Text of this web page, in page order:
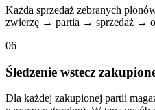
Każda sprzedaż zebranych
zwierzę → partia → sprzedaż →
06
Śledzenie wstecz
Dla każdej zakupionej partii